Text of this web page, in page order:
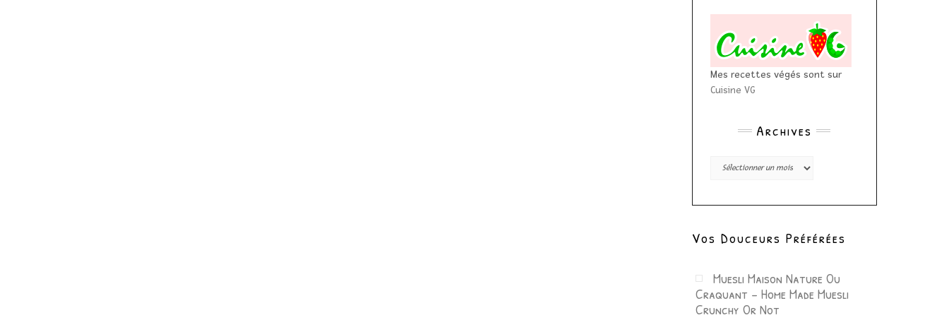
Mes recettes végés sont sur
Cuisine VG
Archives
Archives
Vos Douceurs Préférées
Muesli Maison Nature Ou
Craquant – Home Made Muesli
Crunchy Or Not